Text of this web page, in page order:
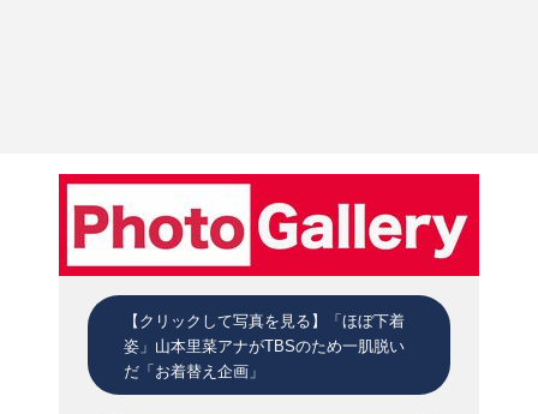
【クリックして写真を見る】「ほぼ下着
姿」山本里菜アナがTBSのため一肌脱い
だ「お着替え企画」